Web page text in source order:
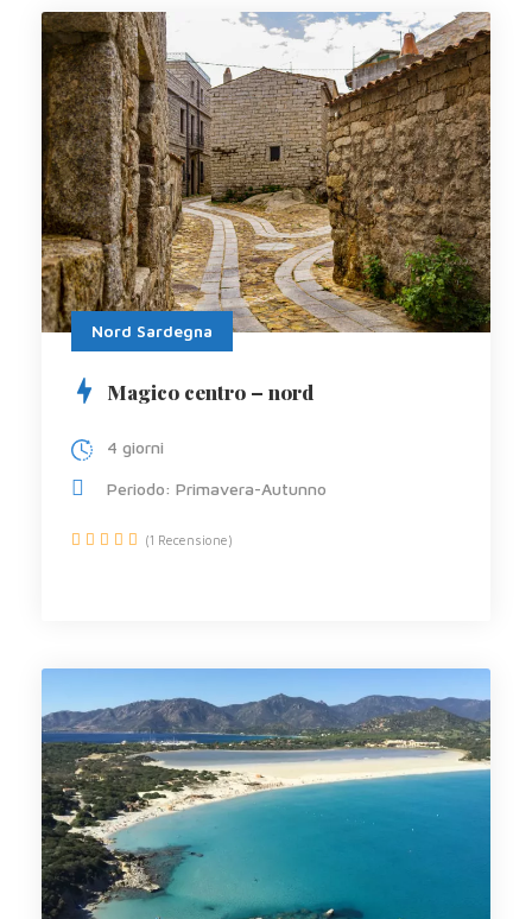
Nord Sardegna
Magico centro – nord
4 giorni
Periodo: Primavera-Autunno
(1 Recensione)